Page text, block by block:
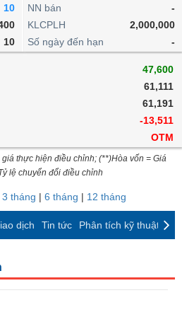
10
10
NN bán
-
KLCPLH
2,000,000
Số ngày đến hạn
-
47,600
61,111
61,191
-13,511
OTM
thực hiện điều chỉnh; (**)Hòa vốn = Giá
lệ chuyển đổi điều chỉnh
3 tháng | 6 tháng | 12 tháng
dịch Tin tức Phân tích kỹ thuật